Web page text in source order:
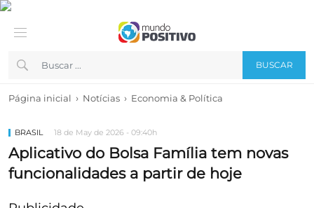
BUSCAR
Página inicial › Notícias › Economia & Política
BRASIL 18 de May de 2026 - 09:40h
Aplicativo do Bolsa Família tem novas
funcionalidades a partir de hoje